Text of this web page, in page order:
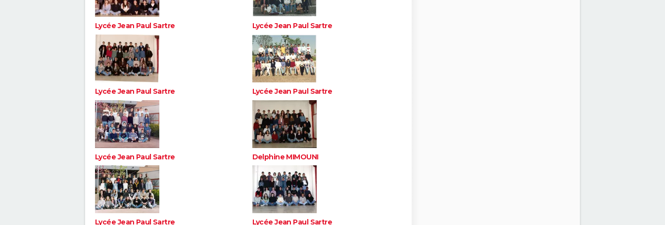
Lycée Jean Paul Sartre Lycée Jean Paul Sartre
Lycée Jean Paul Sartre Lycée Jean Paul Sartre
Lycée Jean Paul Sartre Delphine MIMOUNI
Lycée Jean Paul Sartre Lycée Jean Paul Sartre